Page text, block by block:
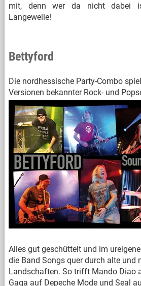
mit, denn wer da nicht dabei
Langeweile!
Bettyford
Die nordhessische Party-Combo
Versionen bekannter Rock- und
Alles gut geschüttelt und im
die Band Songs quer durch alte und
Landschaften. So trifft Mando Diao
Gaga auf Depeche Mode und Seal